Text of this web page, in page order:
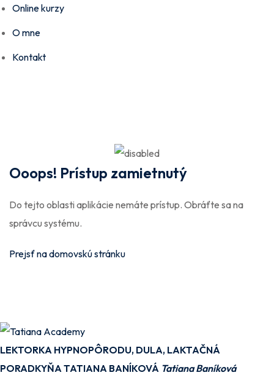
Online kurzy
O mne
Kontakt
Ooops! Prístup zamietnutý
Do tejto oblasti aplikácie nemáte prístup. Obráťte sa na
správcu systému.
Prejsť na domovskú stránku
LEKTORKA HYPNOPÔRODU, DULA, LAKTAČNÁ
PORADKYŇA TATIANA BANÍKOVÁ Tatiana Baníková